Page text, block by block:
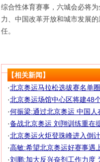
综合性体育赛事，六城会必将
力、中国改革开放和城市发展
任。
【相关新闻】
·北京奥运马拉松选拔赛名单
·北京奥运场馆中心区将建48
·何振梁:通过北京奥运 中国人
·备战北京奥运 刘翔训练重在
·北京奥运火炬登珠峰进入倒
·高敏:希望北京奥运好赛事遇
·刘鹏:加大反兴奋剂工作力度